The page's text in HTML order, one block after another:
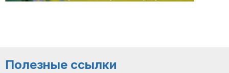
Полезные ссылки